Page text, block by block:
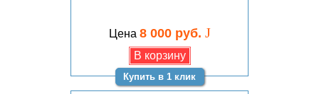
Цена 8 000 руб. J
Купить в 1 клик